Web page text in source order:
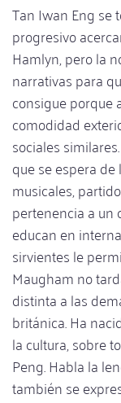
Tan Iwan Eng se
progresivo
Hamlyn, pero la
narrativas para
consigue porque
comodidad
sociales
que se espera
musicales,
pertenencia a un
educan en
sirvientes le
Maugham no
distinta a las
británica. Ha
la cultura, sobre
Peng. Habla la
también se